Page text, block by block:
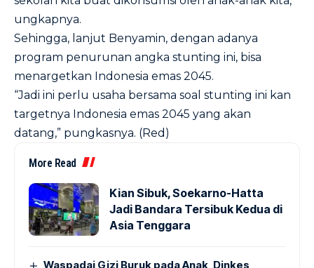
ungkapnya.
Sehingga, lanjut Benyamin, dengan adanya
program penurunan angka stunting ini, bisa
menargetkan Indonesia emas 2045.
“Jadi ini perlu usaha bersama soal stunting ini kan
targetnya Indonesia emas 2045 yang akan
datang,” pungkasnya. (Red)
More Read
Kian Sibuk, Soekarno-Hatta
Jadi Bandara Tersibuk Kedua di
Asia Tenggara
Waspadai Gizi Buruk pada Anak, Dinkes